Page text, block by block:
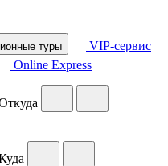
туры
VIP-сервис
Online Express